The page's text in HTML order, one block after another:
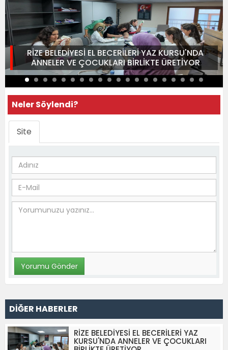
RİZE BELEDİYESİ EL BECERİLERİ YAZ KURSU'NDA
ANNELER VE ÇOCUKLARI BİRLİKTE ÜRETİYOR
Neler Söylendi?
Site
DİĞER HABERLER
RİZE BELEDİYESİ EL BECERİLERİ YAZ
KURSU'NDA ANNELER VE ÇOCUKLARI